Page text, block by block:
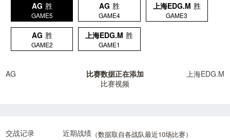
AG 胜
GAME5
AG 胜
GAME4
上海EDG.M 胜
GAME3
AG 胜
GAME2
上海EDG.M 胜
GAME1
AG
比赛数据正在添加
比赛视频
上海EDG.M
近期战绩（数据取自各战队最近10场比赛）
交战记录